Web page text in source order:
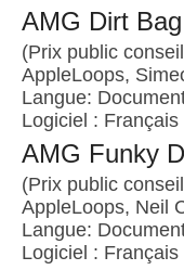
AMG Dirt
(Prix public
AppleLoops,
Langue:
Logiciel : Français
AMG Funky
(Prix public
AppleLoops, Neil
Langue:
Logiciel : Français